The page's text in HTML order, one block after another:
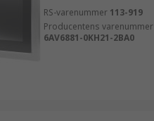
RS-varenummer 113-919
Producentens varenummer
6AV6881-0KH21-2BA0